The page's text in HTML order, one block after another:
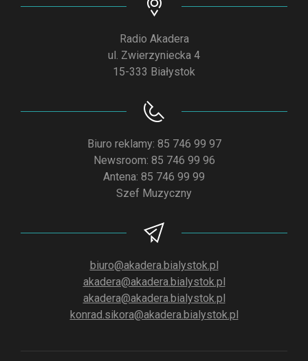
Radio Akadera
ul. Zwierzyniecka 4
15-333 Białystok
Biuro reklamy: 85 746 99 97
Newsroom: 85 746 99 96
Antena: 85 746 99 99
Szef Muzyczny
biuro@akadera.bialystok.pl
akadera@akadera.bialystok.pl
akadera@akadera.bialystok.pl
konrad.sikora@akadera.bialystok.pl